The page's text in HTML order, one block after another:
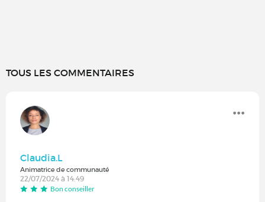
TOUS LES COMMENTAIRES
Claudia.L
Animatrice de communauté
22/07/2024 à 14:49
Bon conseiller